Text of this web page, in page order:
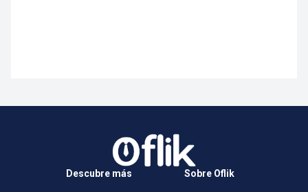
Descubre más Sobre Oflik